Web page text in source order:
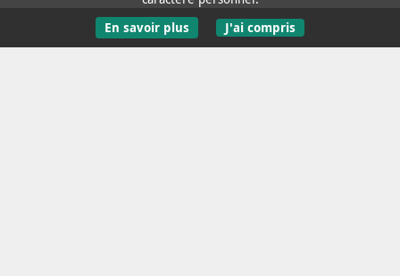
En savoir plus
J'ai compris